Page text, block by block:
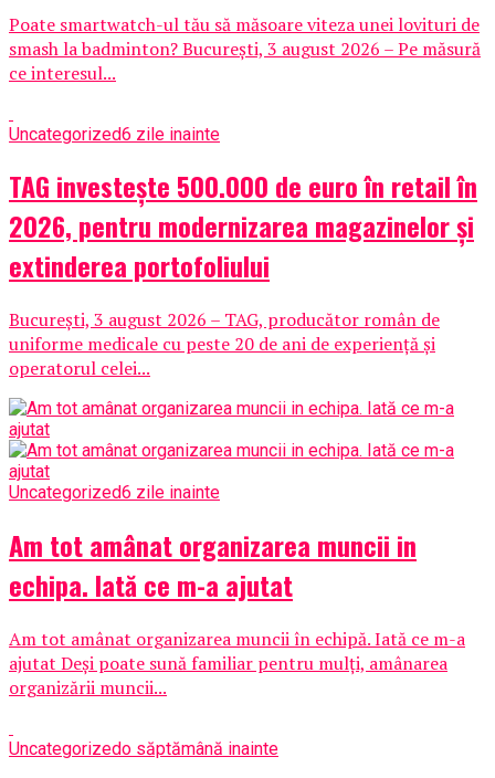
Poate smartwatch-ul tău să măsoare viteza unei lovituri de
smash la badminton? București, 3 august 2026 – Pe măsură
ce interesul...
Uncategorized6 zile inainte
TAG investește 500.000 de euro în retail în
2026, pentru modernizarea magazinelor și
extinderea portofoliului
București, 3 august 2026 – TAG, producător român de
uniforme medicale cu peste 20 de ani de experiență și
operatorul celei...
Uncategorized6 zile inainte
Am tot amânat organizarea muncii in
echipa. Iată ce m-a ajutat
Am tot amânat organizarea muncii în echipă. Iată ce m-a
ajutat Deși poate sună familiar pentru mulți, amânarea
organizării muncii...
Uncategorizedo săptămână inainte